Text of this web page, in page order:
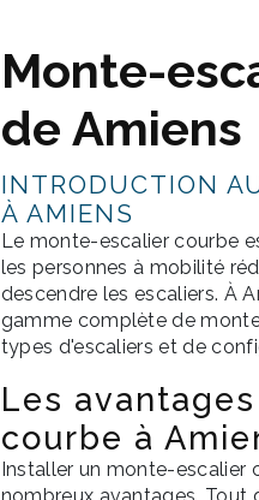
Monte-
de Amiens
INTRODUCTION
À AMIENS
Le monte-escalier courbe
les personnes à mobilité
descendre les escaliers. À
gamme complète de
types d'escaliers et de
Les
courbe à
Installer un monte-escalier